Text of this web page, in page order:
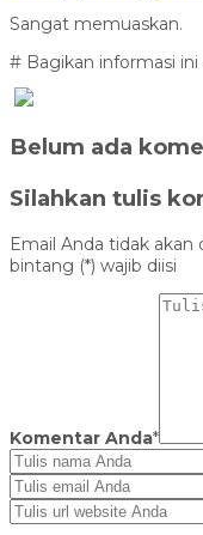
Sangat memuaskan.
# Bagikan informasi
Belum ada
Silahkan tulis
Email Anda tidak akan
bintang (*) wajib diisi
Komentar Anda*